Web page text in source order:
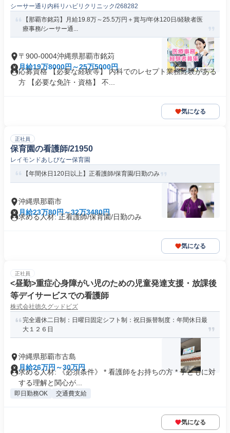
シーサー通り内科リハビリクリニック/268282
【那覇市銘苅】月給19.8万～25.5万円＋賞与/年休120日/経験者医
療事務/シーサー通...
〒900-0004沖縄県那覇市銘苅
月給19万8000円～25万5000円
応募資格 【必要な経験等】 内科でのレセプト業務経験がある
方 【必要な免許・資格】 不...
気になる
正社員
保育園の看護師/21950
レイモンドあしびなー保育園
【年間休日120日以上】正看護師/保育園/日勤のみ
沖縄県那覇市
月給23万80円～32万3480円
求める人材: 正看護師/保育園/日勤のみ
気になる
正社員
<昼勤>重症心身障がい児のための児童発達支援・放課後
等デイサービスでの看護師
株式会社徳久グッドビズ
完全週休二日制：日曜日固定シフト制：祝日振替制度：年間休日最
大１２６日
沖縄県那覇市古島
月給26万円～30万円
求める人材: 《必須条件》 * 看護師をお持ちの方 * 子どもに対
する理解と関心が...
即日勤務OK 交通費支給
気になる